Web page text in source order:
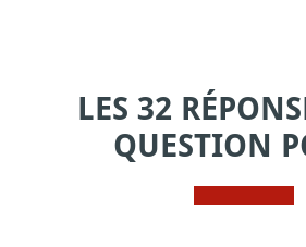
LES 32
QUESTION